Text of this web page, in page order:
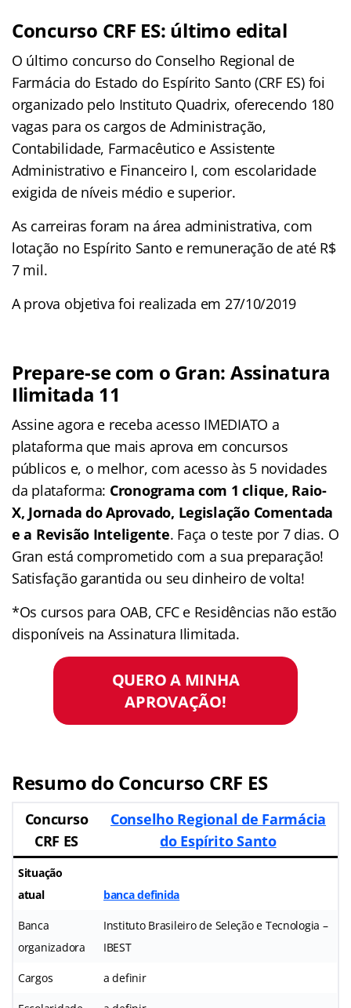
Concurso CRF ES: último edital
O último concurso do Conselho Regional de
Farmácia do Estado do Espírito Santo (CRF ES) foi
organizado pelo Instituto Quadrix, oferecendo 180
vagas para os cargos de Administração,
Contabilidade, Farmacêutico e Assistente
Administrativo e Financeiro I, com escolaridade
exigida de níveis médio e superior.
As carreiras foram na área administrativa, com
lotação no Espírito Santo e remuneração de até R$
7 mil.
A prova objetiva foi realizada em 27/10/2019
Prepare-se com o Gran: Assinatura
Ilimitada 11
Assine agora e receba acesso IMEDIATO a
plataforma que mais aprova em concursos
públicos e, o melhor, com acesso às 5 novidades
da plataforma: Cronograma com 1 clique, Raio-
X, Jornada do Aprovado, Legislação Comentada
e a Revisão Inteligente. Faça o teste por 7 dias. O
Gran está comprometido com a sua preparação!
Satisfação garantida ou seu dinheiro de volta!
*Os cursos para OAB, CFC e Residências não estão
disponíveis na Assinatura Ilimitada.
QUERO A MINHA
APROVAÇÃO!
Resumo do Concurso CRF ES
Concurso
CRF ES
Conselho Regional de Farmácia
do Espírito Santo
Situação
atual
banca definida
Banca
organizadora
Instituto Brasileiro de Seleção e Tecnologia –
IBEST
Cargos a definir